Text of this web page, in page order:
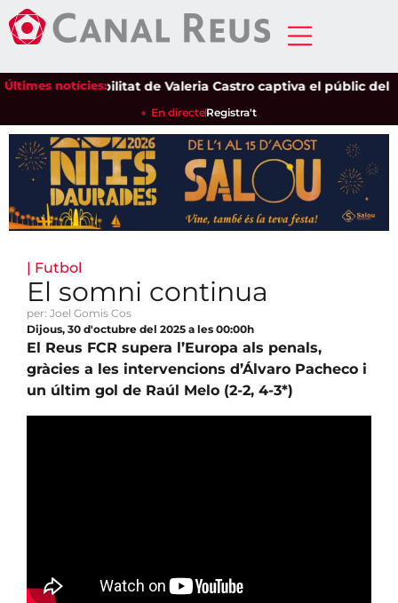
Últimes notícies:
La sensibilitat de Valeria Castro captiva el públic del Parc
En directeRegistra't
| Futbol
El somni continua
per: Joel Gomis Cos
Dijous, 30 d'octubre del 2025 a les 00:00h
El Reus FCR supera l’Europa als penals,
gràcies a les intervencions d’Álvaro Pacheco i
un últim gol de Raúl Melo (2-2, 4-3*)